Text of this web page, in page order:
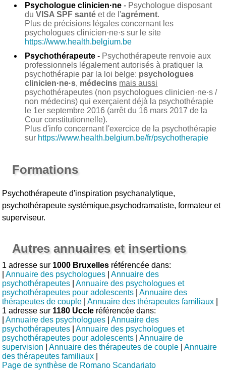
Psychologue clinicien·ne - Psychologue disposant
duVISA SPF santé et de l'agrément.
Plus de précisions légales concernant les
psychologues clinicien·ne·s sur le site
https://www.health.belgium.be
Psychothérapeute - Psychothérapeute renvoie aux
professionnels légalement autorisés à pratiquer la
psychothérapie par la loi belge: psychologues
clinicien·ne·s, médecins mais aussi
psychothérapeutes (non psychologues clinicien·ne·s /
non médecins) qui exerçaient déjà la psychothérapie
le 1er septembre 2016 (arrêt du 16 mars 2017 de la
Cour constitutionnelle).
Plus d'info concernant l'exercice de la psychothérapie
sur https://www.health.belgium.be/fr/psychotherapie
Formations
Psychothérapeute d'inspiration psychanalytique,
psychothérapeute systémique,psychodramatiste, formateur et
superviseur.
Autres annuaires et insertions
1 adresse sur 1000 Bruxelles référencée dans:
|Annuaire des psychologues |Annuaire des
psychothérapeutes |Annuaire des psychologues et
psychothérapeutes pour adolescents |Annuaire des
thérapeutes de couple |Annuaire des thérapeutes familiaux
1 adresse sur 1180 Uccle référencée dans:
|Annuaire des psychologues |Annuaire des
psychothérapeutes |Annuaire des psychologues et
psychothérapeutes pour adolescents |Annuaire de
supervision |Annuaire des thérapeutes de couple |Annuaire
des thérapeutes familiaux
Page de synthèse de Romano Scandariato